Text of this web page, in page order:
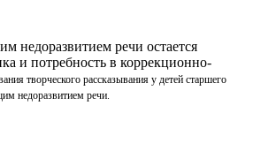
недоразвитием речи остается
и потребность в коррекционно-
творческого рассказывания у детей старшего
недоразвитием речи.